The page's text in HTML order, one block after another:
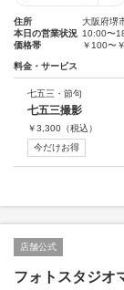
住所
大阪府堺
本日の営業状況 10:00〜
価格帯
￥100〜
料金・サービス
七五三・節句
七五三撮影
￥3,300 （税込）
今だけお得
店舗公式
フォトスタジオ